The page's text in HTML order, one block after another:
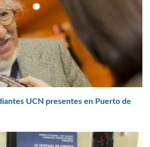
UCN presentes en Puerto de